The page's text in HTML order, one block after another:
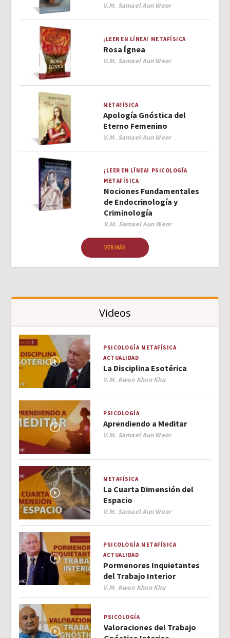
Author
V.M. Samael Aun Weor
¡LEER EN LÍNEA! METAFÍSICA
Rosa Ígnea
Author
V.M. Samael Aun Weor
METAFÍSICA
Apología Gnóstica del
Eterno Femenino
Author
V.M. Samael Aun Weor
¡LEER EN LÍNEA! PSICOLOGÍA
METAFÍSICA
Nociones Fundamentales
de Endocrinología y
Criminología
Author
V.M. Samael Aun Weor
VER MÁS
Videos
PSICOLOGÍA METAFÍSICA
ACTUALIDAD
La Disciplina Esotérica
Author
V.M. Kwen Khan Khu
PSICOLOGÍA
Aprendiendo a Meditar
Author
V.M. Samael Aun Weor
METAFÍSICA
La Cuarta Dimensión del
Espacio
Author
V.M. Samael Aun Weor
PSICOLOGÍA METAFÍSICA
ACTUALIDAD
Pormenores Inquietantes
del Trabajo Interior
Author
V.M. Kwen Khan Khu
PSICOLOGÍA
Valoraciones del Trabajo